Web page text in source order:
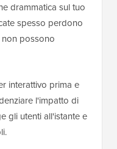
drammatica sul tuo
spesso perdono
possono
interattivo prima e
l'impatto di
gli utenti all'istante e